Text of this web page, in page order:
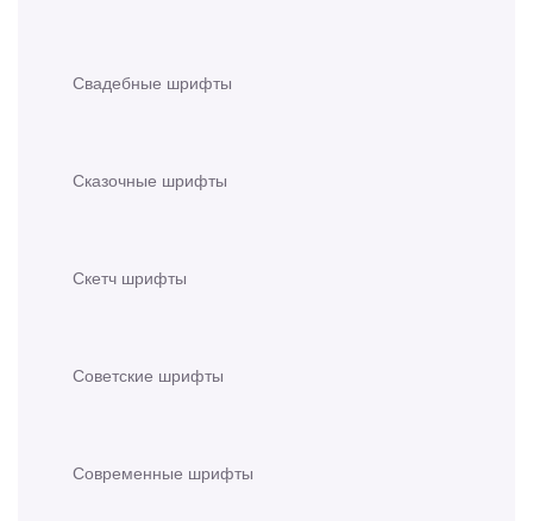
Свадебные шрифты
Сказочные шрифты
Скетч шрифты
Советские шрифты
Современные шрифты